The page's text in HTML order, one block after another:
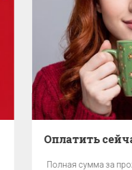
Полная сумма за